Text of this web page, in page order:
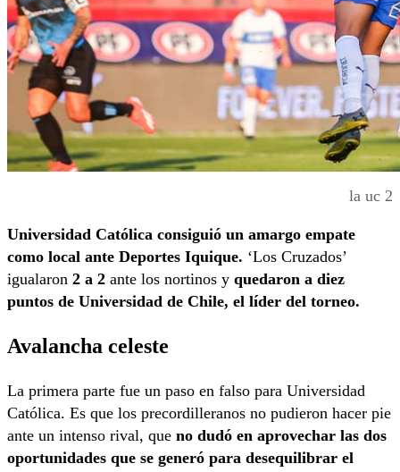
la uc 2
Universidad Católica consiguió un amargo empate
como local ante Deportes Iquique. ‘Los Cruzados’
igualaron 2 a 2 ante los nortinos y quedaron a diez
puntos de Universidad de Chile, el líder del torneo.
Avalancha celeste
La primera parte fue un paso en falso para Universidad
Católica. Es que los precordilleranos no pudieron hacer pie
ante un intenso rival, que no dudó en aprovechar las dos
oportunidades que se generó para desequilibrar el